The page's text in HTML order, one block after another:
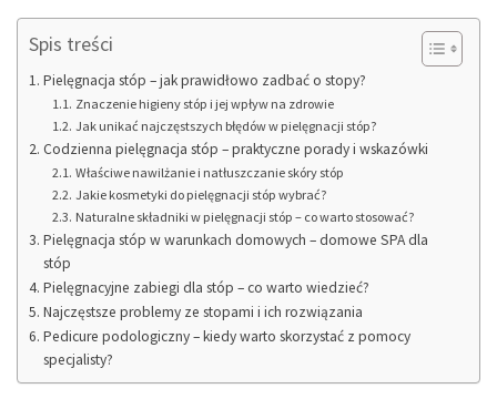
Spis treści
Pielęgnacja stóp – jak prawidłowo zadbać o stopy?
Znaczenie higieny stóp i jej wpływ na zdrowie
Jak unikać najczęstszych błędów w pielęgnacji stóp?
Codzienna pielęgnacja stóp – praktyczne porady i wskazówki
Właściwe nawilżanie i natłuszczanie skóry stóp
Jakie kosmetyki do pielęgnacji stóp wybrać?
Naturalne składniki w pielęgnacji stóp – co warto stosować?
Pielęgnacja stóp w warunkach domowych – domowe SPA dla
stóp
Pielęgnacyjne zabiegi dla stóp – co warto wiedzieć?
Najczęstsze problemy ze stopami i ich rozwiązania
Pedicure podologiczny – kiedy warto skorzystać z pomocy
specjalisty?